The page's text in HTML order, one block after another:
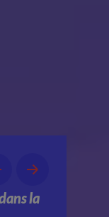
la